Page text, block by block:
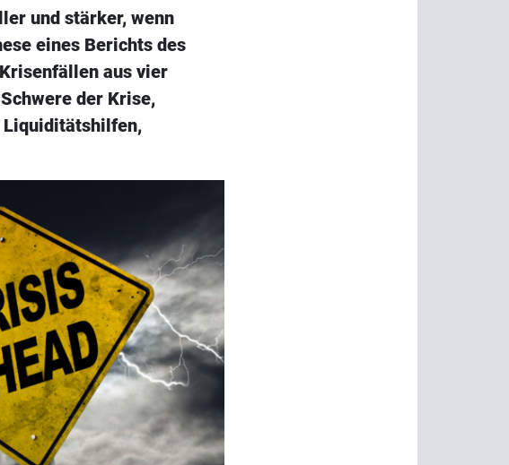
und stärker, wenn
eines Berichts des
aus vier
der Krise,
Liquiditätshilfen,